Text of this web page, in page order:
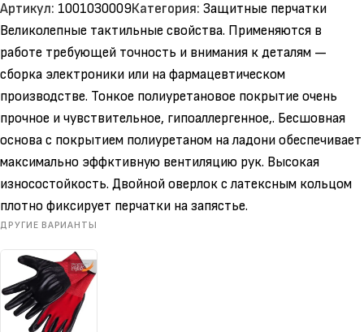
Артикул: 1001030009Категория: Защитные перчатки
Великолепные тактильные свойства. Применяются в
работе требующей точность и внимания к деталям —
сборка электроники или на фармацевтическом
производстве. Тонкое полиуретановое покрытие очень
прочное и чувствительное, гипоаллергенное,. Бесшовная
основа с покрытием полиуретаном на ладони обеспечивает
максимально эффктивную вентиляцию рук. Высокая
износостойкость. Двойной оверлок с латексным кольцом
плотно фиксирует перчатки на запястье.
ДРУГИЕ ВАРИАНТЫ